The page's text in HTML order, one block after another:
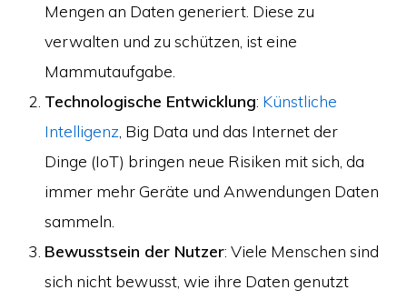
Mengen an Daten generiert. Diese zu
verwalten und zu schützen, ist eine
Mammutaufgabe.
Technologische Entwicklung: Künstliche
Intelligenz , Big Data und das Internet der
Dinge (IoT) bringen neue Risiken mit sich, da
immer mehr Geräte und Anwendungen Daten
sammeln.
Bewusstsein der Nutzer: Viele Menschen sind
sich nicht bewusst, wie ihre Daten genutzt